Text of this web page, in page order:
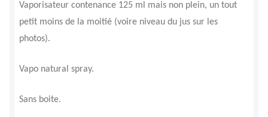
Vaporisateur contenance 125 ml mais non plein, un tout
petit moins de la moitié (voire niveau du jus sur les
photos).
Vapo natural spray.
Sans boite.